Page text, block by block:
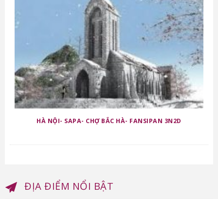
HÀ NỘI- SAPA- CHỢ BẮC HÀ- FANSIPAN 3N2D
ĐỊA ĐIỂM NỔI BẬT